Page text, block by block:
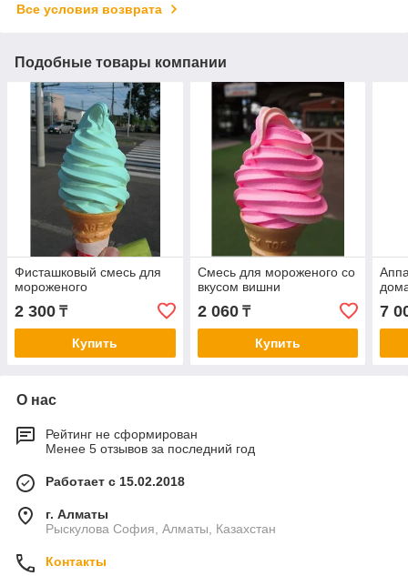
Все условия возврата
Подобные товары компании
Фисташковый смесь для
мороженого
2 300 ₸
Купить
Смесь для мороженого со
вкусом вишни
2 060₸
Купить
7
О нас
Рейтинг не сформирован
Менее 5 отзывов за последний год
Работает с 15.02.2018
г. Алматы
Рыскулова София, Алматы, Казахстан
Контакты